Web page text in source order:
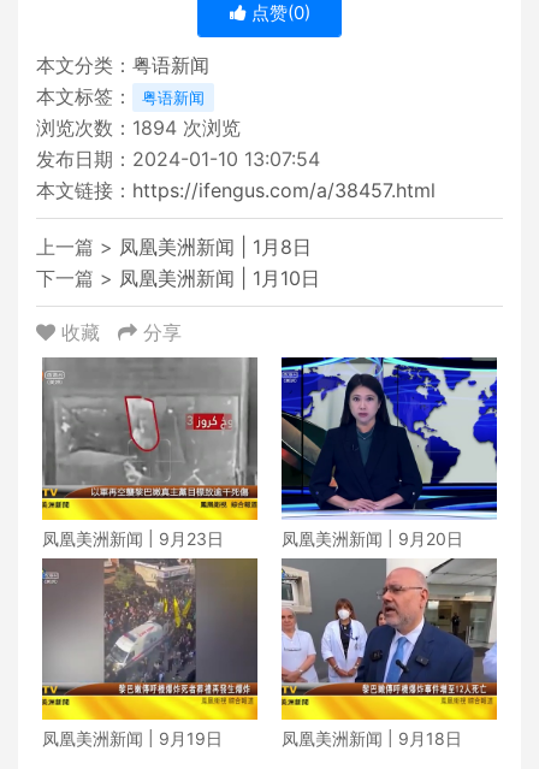
点赞(0)
本文分类： 粤语新闻
本文标签：
粤语新闻
浏览次数： 1894 次浏览
发布日期：2024-01-10 13:07:54
本文链接： https://ifengus.com/a/38457.html
上一篇 > 凤凰美洲新闻 | 1月8日
下一篇 > 凤凰美洲新闻 | 1月10日
收藏 分享
凤凰美洲新闻 | 9月23日 凤凰美洲新闻 | 9月20日
凤凰美洲新闻 | 9月19日 凤凰美洲新闻 | 9月18日